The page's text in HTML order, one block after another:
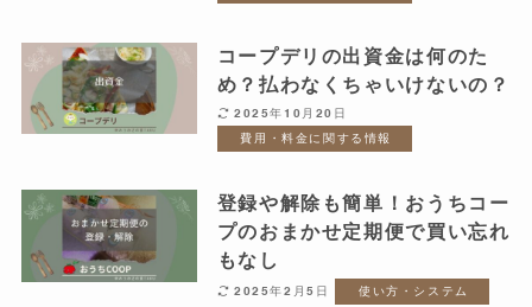
コープデリの出資金は何のた
め？払わなくちゃいけないの？
2025年10月20日
費用・料金に関する情報
登録や解除も簡単！おうちコー
プのおまかせ定期便で買い忘れ
もなし
2025年2月5日 使い方・システム